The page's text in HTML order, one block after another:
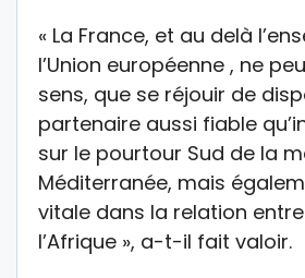
« La France, et au delà
l’Union européenne , ne
sens, que se réjouir de
partenaire aussi fiable
sur le pourtour Sud de la
Méditerranée, mais
vitale dans la relation entre
l’Afrique », a-t-il fait valoir.